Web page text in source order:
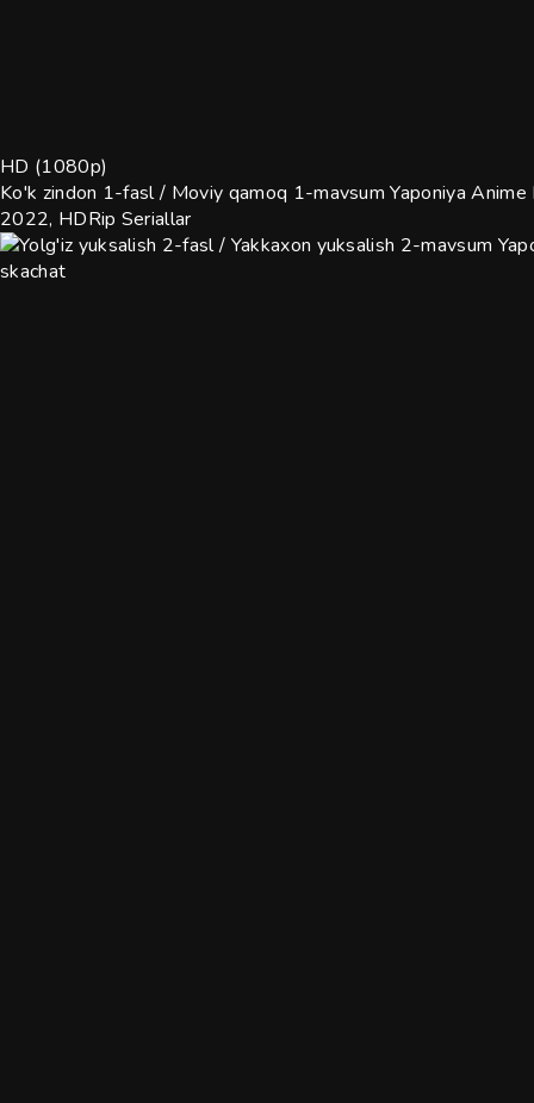
HD (1080p)
Ko'k zindon 1-fasl / Moviy qamoq 1-mavsum Yaponiya
2022, HDRip Seriallar